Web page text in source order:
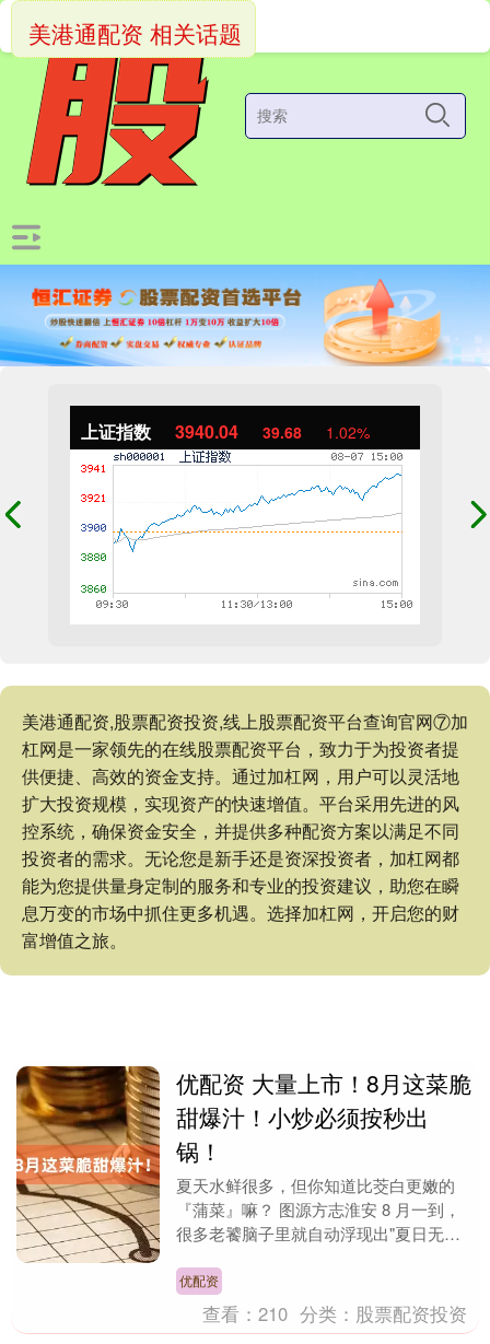
上证指数 3940.04 39.68 1.02%
美港通配资,股票配资投资,线上股票配资平台查询官网⑦加
杠网是一家领先的在线股票配资平台，致力于为投资者提
供便捷、高效的资金支持。通过加杠网，用户可以灵活地
扩大投资规模，实现资产的快速增值。平台采用先进的风
控系统，确保资金安全，并提供多种配资方案以满足不同
投资者的需求。无论您是新手还是资深投资者，加杠网都
能为您提供量身定制的服务和专业的投资建议，助您在瞬
息万变的市场中抓住更多机遇。选择加杠网，开启您的财
富增值之旅。
美港通配资 相关话题
优配资 大量上市！8月这菜脆
甜爆汁！小炒必须按秒出
锅！
夏天水鲜很多，但你知道比茭白更嫩的
『蒲菜』嘛？ 图源方志淮安 8 月一到，
很多老饕脑子里就自动浮现出"夏日无蒲
顾笋尖和茭白....
优配资
查看：210 分类： 股票配资投资